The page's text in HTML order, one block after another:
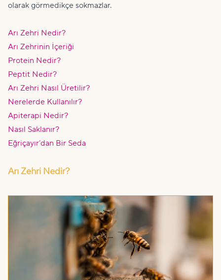
olarak görmedikçe sokmazlar.
Arı Zehri Nedir?
Arı Zehrinin İçeriği
Protein Nedir?
Peptit Nedir?
Arı Zehri Nasıl Üretilir?
Nerelerde Kullanılır?
Apiterapi Nedir?
Nasıl Saklanır?
Eğriçayır’dan Bir Seda
Arı Zehri Nedir?